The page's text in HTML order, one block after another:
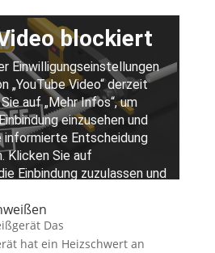
Das
hat ein Heizschwert an